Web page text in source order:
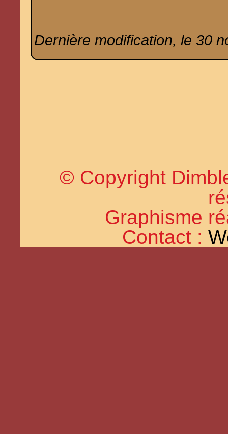
Dernière modification, le 30
© Copyright
Graphisme
Contact :